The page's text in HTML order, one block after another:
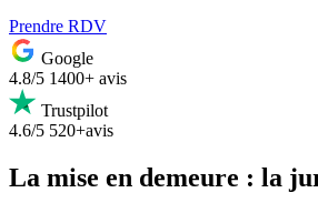
Prendre RDV
Google
4.8/5 1400+ avis
Trustpilot
4.6/5 520+avis
La mise en demeure : la